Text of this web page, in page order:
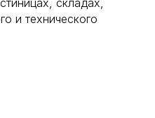
и технического